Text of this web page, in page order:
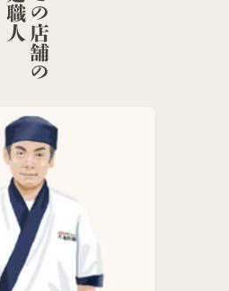
こ
の
店
舗
の
麺
職
人